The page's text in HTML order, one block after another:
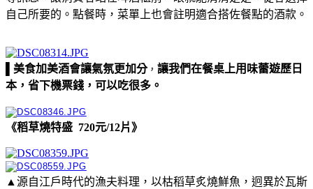
自己所要的。點餐時，菜單上也會註明適合搭佐餐點的酒款。
▌美食加美酒會讓氣氛更加分， 讓我們在餐桌上用味蕾遊歷日
本，省下機票錢，可以吃很多。
《稻草燒特盛 720元/12片》
▲源自江戶時代的漁夫料理，以枯稻草炙燒鮮魚，迥異於瓦斯